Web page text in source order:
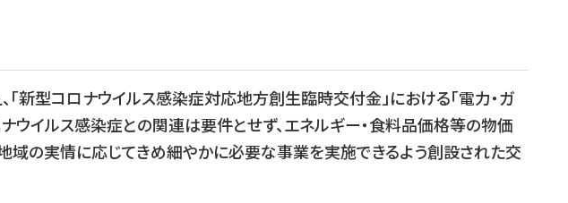
新型コロナウイルス感染症対応地方創生臨時交付金」における「電力・ガ
イルス感染症との関連は要件とせず、エネルギー・食料品価格等の物価
の実情に応じてきめ細やかに必要な事業を実施できるよう創設された交